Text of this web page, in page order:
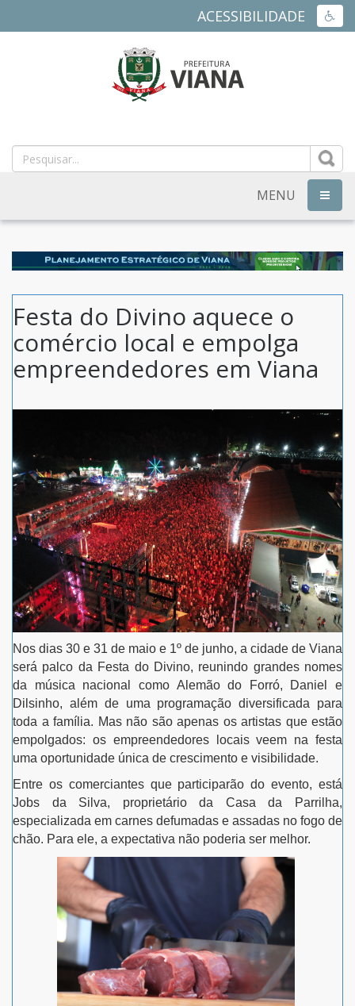
ACESSIBILIDADE
MUNICIPAL
DE
VIANA
ES
MENU
Festa do Divino aquece o
comércio local e empolga
empreendedores em Viana
Nos dias 30 e 31 de maio e 1º de junho, a cidade de Viana
será palco da Festa do Divino, reunindo grandes nomes
da música nacional como Alemão do Forró, Daniel e
Dilsinho, além de uma programação diversificada para
toda a família. Mas não são apenas os artistas que estão
empolgados: os empreendedores locais veem na festa
uma oportunidade única de crescimento e visibilidade.
Entre os comerciantes que participarão do evento, está
Jobs da Silva, proprietário da Casa da Parrilha,
especializada em carnes defumadas e assadas no fogo de
chão. Para ele, a expectativa não poderia ser melhor.